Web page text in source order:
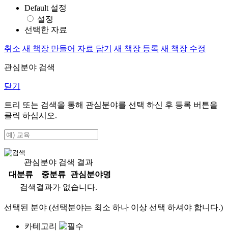
Default 설정
설정
선택한 자료
취소 새 책장 만들어 자료 담기 새 책장 등록 새 책장 수정
관심분야 검색
닫기
트리 또는 검색을 통해 관심분야를 선택 하신 후 등록 버튼을
클릭 하십시오.
관심분야 검색 결과
대분류
중분류
관심분야명
검색결과가 없습니다.
선택된 분야 (선택분야는 최소 하나 이상 선택 하셔야 합니다.)
카테고리